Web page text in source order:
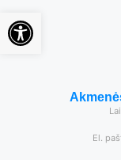
El.
Open toolbar